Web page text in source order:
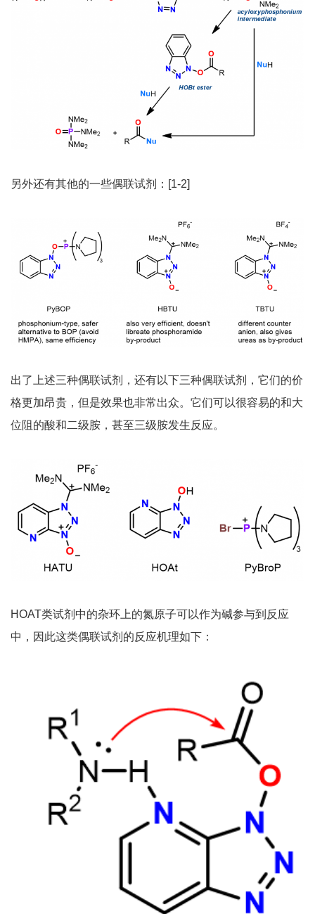
另外还有其他的一些偶联试剂：[1-2]
出了上述三种偶联试剂，还有以下三种偶联试剂，它们的价
格更加昂贵，但是效果也非常出众。它们可以很容易的和大
位阻的酸和二级胺，甚至三级胺发生反应。
HOAT类试剂中的杂环上的氮原子可以作为碱参与到反应
中，因此这类偶联试剂的反应机理如下：